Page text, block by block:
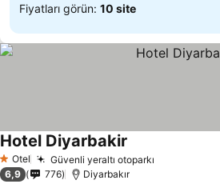
Fiyatları görün: 10 site
1 Yıldız
Otel Güvenli yeraltı otoparkı
Hotel Diyarbakir
6,9 776 Diyarbakır